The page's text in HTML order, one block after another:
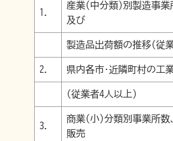
1.
産業(中分類)別製造事業
及び
製造品出荷額の推移(従
2. 県内各市･近隣町村の工
(従業者4人以上)
3.
商業(小)分類別事業所数
販売